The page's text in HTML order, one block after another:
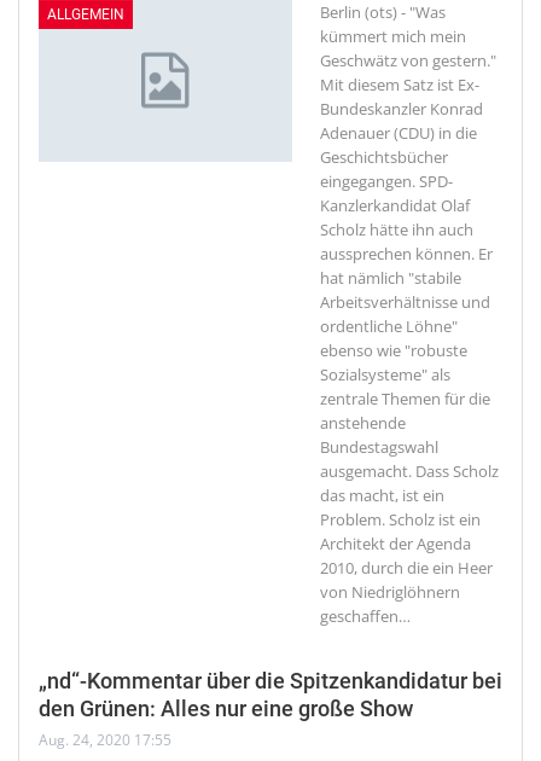
ALLGEMEIN
Berlin (ots) - "Was
kümmert mich mein
Geschwätz von gestern."
Mit diesem Satz ist Ex-
Bundeskanzler Konrad
Adenauer (CDU) in die
Geschichtsbücher
eingegangen. SPD-
Kanzlerkandidat Olaf
Scholz hätte ihn auch
aussprechen können. Er
hat nämlich "stabile
Arbeitsverhältnisse und
ordentliche Löhne"
ebenso wie "robuste
Sozialsysteme" als
zentrale Themen für die
anstehende
Bundestagswahl
ausgemacht. Dass Scholz
das macht, ist ein
Problem. Scholz ist ein
Architekt der Agenda
2010, durch die ein Heer
von Niedriglöhnern
geschaffen…
„nd“-Kommentar über die Spitzenkandidatur bei
den Grünen: Alles nur eine große Show
Aug. 24, 2020 17:55